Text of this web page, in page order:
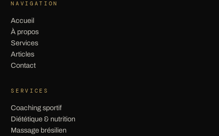
NAVIGATION
Accueil
À propos
Services
Articles
Contact
SERVICES
Coaching sportif
Diététique & nutrition
Massage brésilien